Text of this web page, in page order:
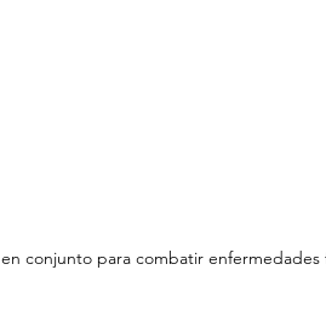
conjunto para combatir enfermedades